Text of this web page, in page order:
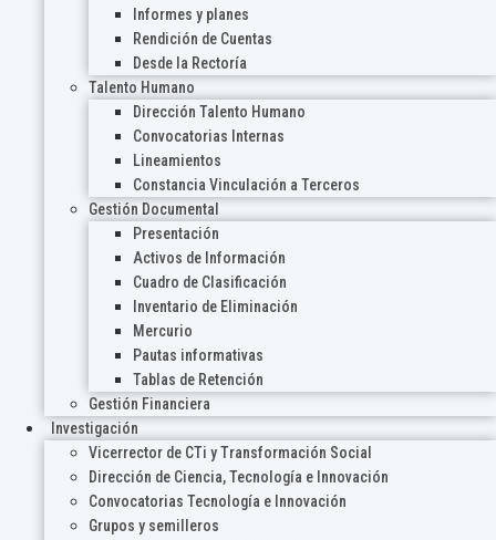
Informes y planes
Rendición de Cuentas
Desde la Rectoría
Talento Humano
Dirección Talento Humano
Convocatorias Internas
Lineamientos
Constancia Vinculación a Terceros
Gestión Documental
Presentación
Activos de Información
Cuadro de Clasificación
Inventario de Eliminación
Mercurio
Pautas informativas
Tablas de Retención
Gestión Financiera
Investigación
Vicerrector de CTi y Transformación Social
Dirección de Ciencia, Tecnología e Innovación
Convocatorias Tecnología e Innovación
Grupos y semilleros